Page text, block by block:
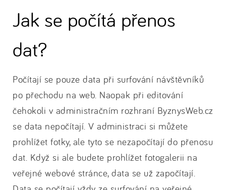
Jak se počítá přenos
dat?
Počítají se pouze data při surfování návštěvníků
po přechodu na web. Naopak při editování
čehokoli v administračním rozhraní ByznysWeb.cz
se data nepočítají. V administraci si můžete
prohlížet fotky, ale tyto se nezapočítají do přenosu
dat. Když si ale budete prohlížet fotogalerii na
veřejné webové stránce, data se už započítají.